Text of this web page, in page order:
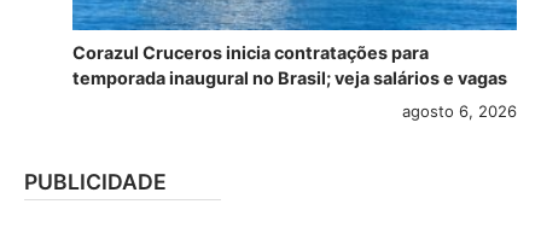
Corazul Cruceros inicia contratações para
temporada inaugural no Brasil; veja salários e vagas
agosto 6, 2026
PUBLICIDADE